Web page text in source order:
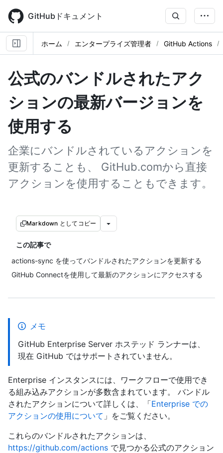
main
content
GitHubドキュメント
ホーム エンタープライズ管理者 GitHub Actions
公式のバンドルされたアク
ションの最新バージョンを
使用する
企業にバンドルされているアクションを
更新することも、 GitHub.comから直接
アクションを使用することもできます。
Markdown としてコピー
この記事で
actions-sync を使ってバンドルされたアクションを更新する
GitHub Connectを使用して最新のアクションにアクセスする
メモ
GitHub Enterprise Server ホステッド ランナーは、
現在 GitHub ではサポートされていません。
Enterprise インスタンスには、ワークフローで使用でき
る組み込みアクションが多数含まれています。 バンドル
されたアクションについて詳しくは、「Enterprise での
アクションの使用について 」をご覧ください。
これらのバンドルされたアクションは、
https://github.com/actions で見つかる公式のアクション